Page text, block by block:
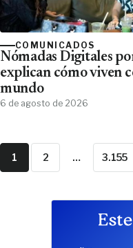
COMUNICADOS
Nómadas Digitales
explican cómo viven
mundo
6 de agosto de 2026
1 2 … 3.155